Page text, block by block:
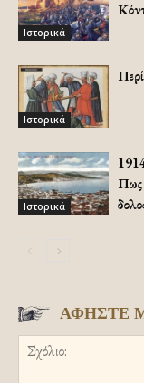
Ιστορικά
Ιστορικά
Ιστορικά
Πως
ΑΦΗΣΤΕ